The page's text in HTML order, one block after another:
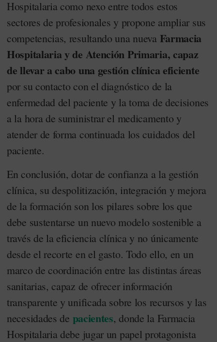
Hospitalaria como nexo entre todos estos
sectores de profesionales y propone ampliar sus
competencias, resultando una nueva Farmacia
Hospitalaria y de Atención Primaria, capaz
de llevar a cabo una gestión clínica eficiente
por su contacto con el diagnóstico de la
enfermedad del paciente y la toma de decisiones
a la hora de suministrar el medicamento y
atender de forma continuada los cuidados del
paciente.
En conclusión, dotar de confianza a la gestión
clínica, su despolitización, integración y mejora
de la formación son los pilares sobre los que
debe sustentarse un nuevo modelo sostenible a
través de la eficiencia clínica y no únicamente
desde el recorte en el gasto. Todo ello, en un
marco de coordinación entre las distintas áreas
sanitarias, capaz de ofrecer información
transparente y unificada sobre los recursos y las
necesidades de pacientes, donde la Farmacia
Hospitalaria debe jugar un papel protagonista